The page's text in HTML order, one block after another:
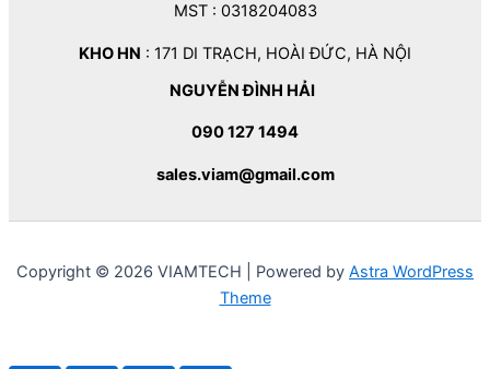
MST : 0318204083
KHO HN : 171 DI TRẠCH, HOÀI ĐỨC, HÀ NỘI
NGUYỄN ĐÌNH HẢI
090 127 1494
sales.viam@gmail.com
Copyright © 2026 VIAMTECH | Powered by Astra WordPress
Theme